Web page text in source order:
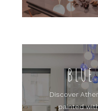
Discover
painted